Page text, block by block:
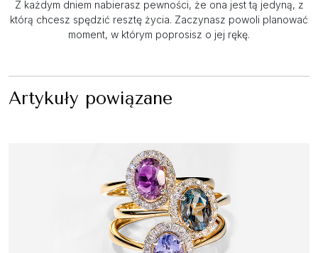
Z każdym dniem nabierasz pewności, że ona jest tą jedyną, z
którą chcesz spędzić resztę życia. Zaczynasz powoli planować
moment, w którym poprosisz o jej rękę.
Artykuły powiązane